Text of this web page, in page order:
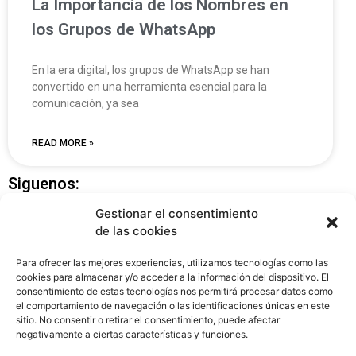
Gestionar el consentimiento
de las cookies
Para ofrecer las mejores experiencias, utilizamos tecnologías como las
cookies para almacenar y/o acceder a la información del dispositivo. El
consentimiento de estas tecnologías nos permitirá procesar datos como
el comportamiento de navegación o las identificaciones únicas en este
sitio. No consentir o retirar el consentimiento, puede afectar
negativamente a ciertas características y funciones.
La Importancia de los Nombres en
los Grupos de WhatsApp
En la era digital, los grupos de WhatsApp se han
convertido en una herramienta esencial para la
comunicación, ya sea
READ MORE »
Siguenos: